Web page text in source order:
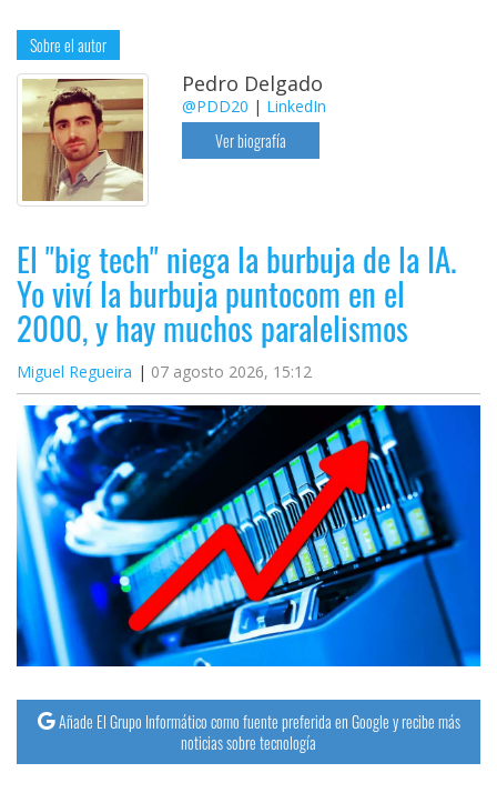
Sobre el autor
Pedro Delgado
@PDD20 | LinkedIn
Ver biografía
El "big tech" niega la burbuja de la IA.
Yo viví la burbuja puntocom en el
2000, y hay muchos paralelismos
Miguel Regueira 07 agosto 2026, 15:12
Añade El Grupo Informático como fuente preferida en Google y recibe más
noticias sobre tecnología